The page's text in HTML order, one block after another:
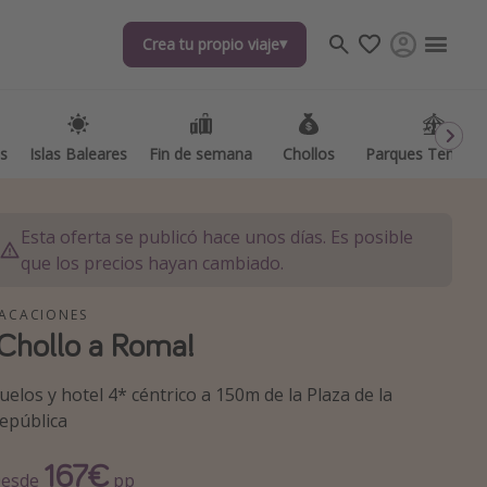
Crea tu propio viaje
Islas Baleares Fin de semana Chollos Parques
Crea tu propio viaje
Islas Baleares Fin de semana Chollos Parques
destinos
Esta oferta se publicó hace unos días. Es posible
que los precios hayan cambiado.
a Roma!
y hotel 4* céntrico a 150m de la Plaza de la
167€ pp